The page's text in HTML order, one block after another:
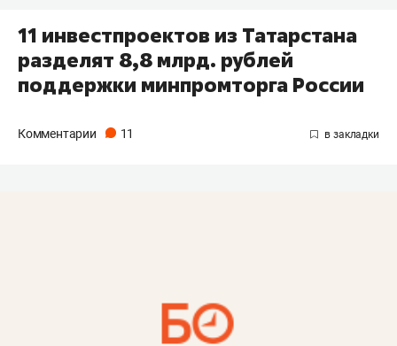
11 инвестпроектов из Татарстана
разделят 8,8 млрд. рублей
поддержки минпромторга России
Комментарии 11